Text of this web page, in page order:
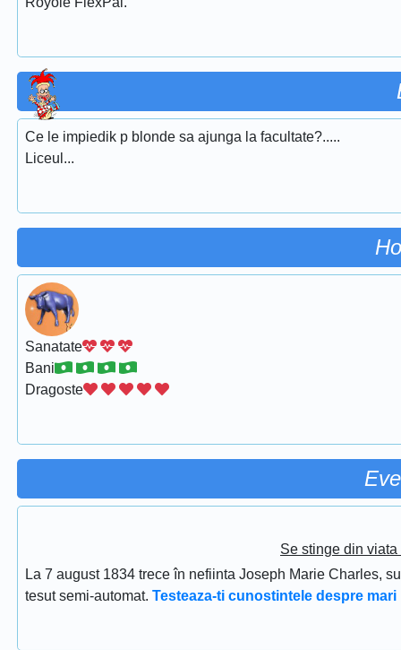
Ce le impiedik p blonde sa ajunga la facultate?.....
Liceul...
Sanatate
Bani
Dragoste
Se stinge din
La 7 august 1834 trece în nefiinta Joseph Marie Charles,
tesut semi-automat. Testeaza-ti cunostintele despre